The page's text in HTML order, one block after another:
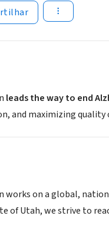
leads the way to end
and maximizing quality
works on a global,
of Utah, we strive to